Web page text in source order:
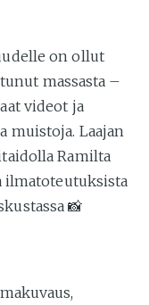
on ollut
massasta –
videot ja
muistoja. Laajan
Ramilta
ilmatoteutuksista
📸